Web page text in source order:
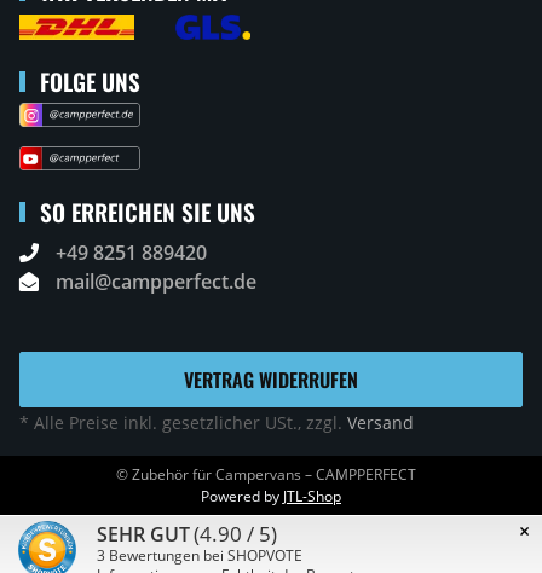
FOLGE UNS
SO ERREICHEN SIE UNS
+49 8251 889420
mail@campperfect.de
VERTRAG WIDERRUFEN
* Alle Preise inkl. gesetzlicher USt., zzgl. Versand
© Zubehör für Campervans – CAMPPERFECT
Powered by JTL-Shop
×
SEHR GUT(4.90 / 5)
3 Bewertungen bei SHOPVOTE